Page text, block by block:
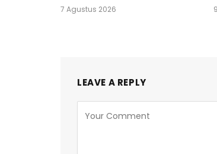
7 Agustus 2026
LEAVE A REPLY